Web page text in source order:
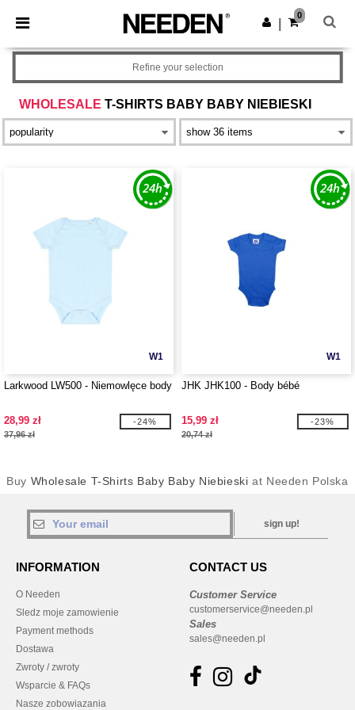
× Aplikacja Needen
Lepsze ceny w aplikacji!
Pobierz app
0
WHOLESALE T-SHIRTS BABY BABY NIEBIESKI
Refine your selection
W1
Larkwood LW500 - Niemowlęce body
28,99 zł
37,96 zł
-24%
W1
JHK JHK100 - Body bébé
15,99 zł
20,74 zł
-23%
Buy Wholesale T-Shirts Baby Baby Niebieski at Needen Polska
sign up!
INFORMATION
O Needen
Sledz moje zamowienie
Payment methods
Dostawa
Zwroty / zwroty
Wsparcie & FAQs
Nasze zobowiazania
CONTACT US
Customer Service
customerservice@needen.pl
Sales
sales@needen.pl